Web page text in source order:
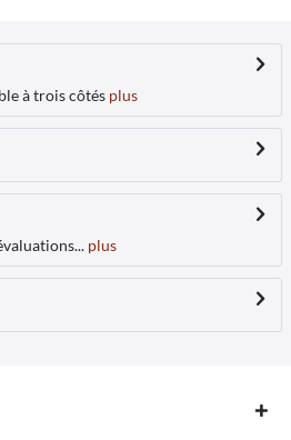
à trois côtés plus
plus